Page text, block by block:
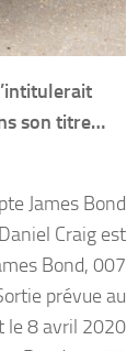
son titre…
James Bond
Craig est
Bond, 007
prévue au
le 8 avril 2020